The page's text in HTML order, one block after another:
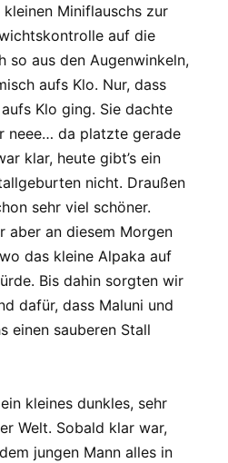
Miniflauschs zur
auf die
so aus den Augenwinkeln,
aufs Klo. Nur, dass
Klo ging. Sie dachte
neee… da platzte gerade
klar, heute gibt’s ein
nicht. Draußen
sehr viel schöner.
aber an diesem Morgen
das kleine Alpaka auf
Bis dahin sorgten wir
dafür, dass Maluni und
einen sauberen Stall
kleines dunkles, sehr
Welt. Sobald klar war,
jungen Mann alles in